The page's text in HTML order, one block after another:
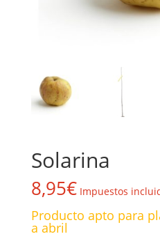
Solarina
8,95€ Impuestos
Producto apto para
a abril